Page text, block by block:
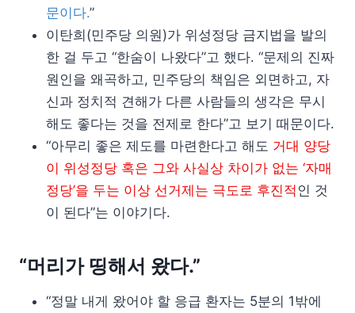
문이다.”
이탄희(민주당 의원)가 위성정당 금지법을 발의
한 걸 두고 “한숨이 나왔다”고 했다. “문제의 진짜
원인을 왜곡하고, 민주당의 책임은 외면하고, 자
신과 정치적 견해가 다른 사람들의 생각은 무시
해도 좋다는 것을 전제로 한다”고 보기 때문이다.
“아무리 좋은 제도를 마련한다고 해도 거대 양당
이 위성정당 혹은 그와 사실상 차이가 없는 ‘자매
정당’을 두는 이상 선거제는 극도로 후진적 인 것
이 된다”는 이야기다.
“머리가 띵해서 왔다.”
“정말 내게 왔어야 할 응급 환자는 5분의 1밖에